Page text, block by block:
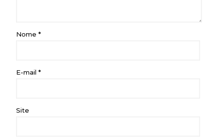
Nome *
E-mail *
Site